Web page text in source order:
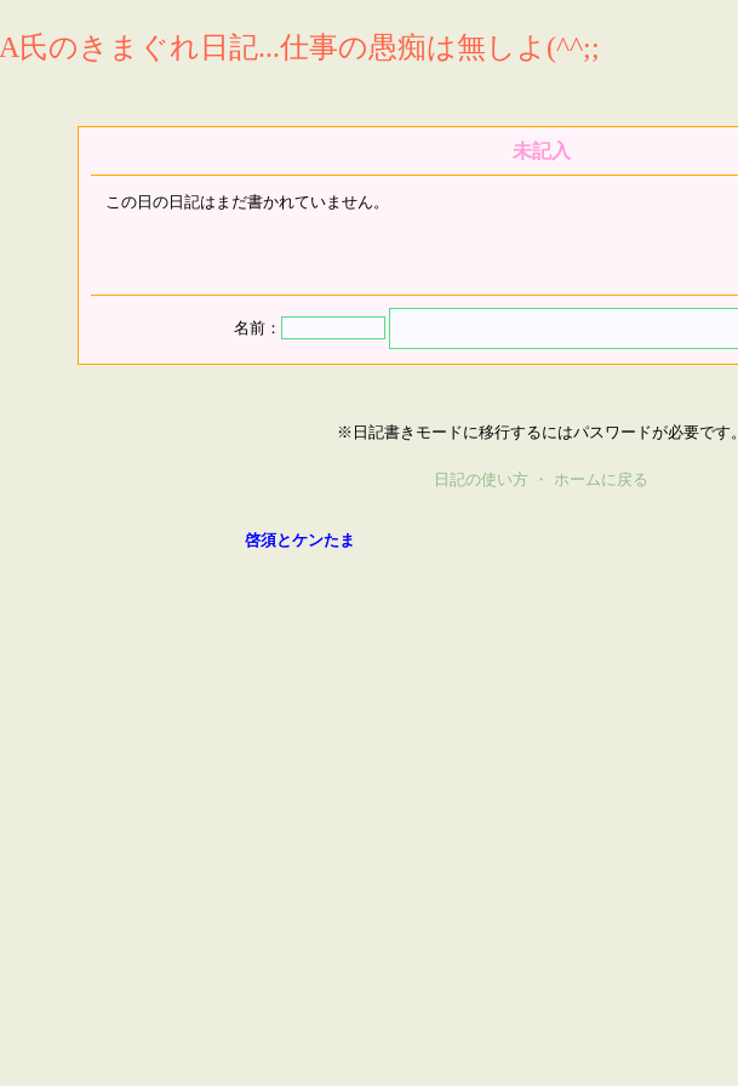
A氏のきまぐれ日記...仕事の愚痴は無しよ(^^;;
未記入
この日の日記はまだ書かれていません。
名前：
※日記書きモードに移行するにはパスワードが必要です。
日記の使い方 ・ ホームに戻る
啓須とケンたま